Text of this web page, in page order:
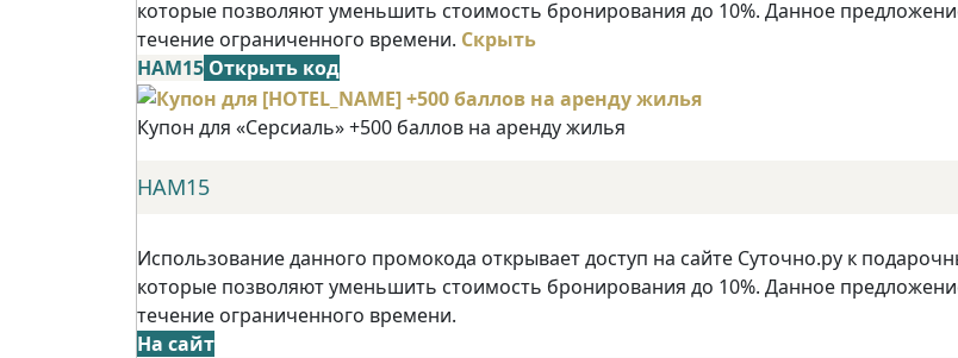
которые позволяют уменьшить стоимость бронирования до 10%. Данное
течение ограниченного времени. Скрыть
НАМ15 Открыть код
Купон для «Серсиаль» +500 баллов на аренду жилья
НАМ15
Использование данного промокода открывает доступ на сайте Суточно.ру к
которые позволяют уменьшить стоимость бронирования до 10%. Данное
течение ограниченного времени.
На сайт